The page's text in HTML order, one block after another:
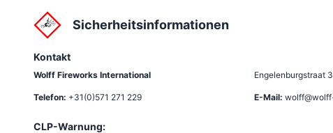
Sicherheitsinformationen
Kontakt
Wolff Fireworks International Engelenburgstraat
Telefon: +31(0)571 271 229 E-Mail:
CLP-Warnung: